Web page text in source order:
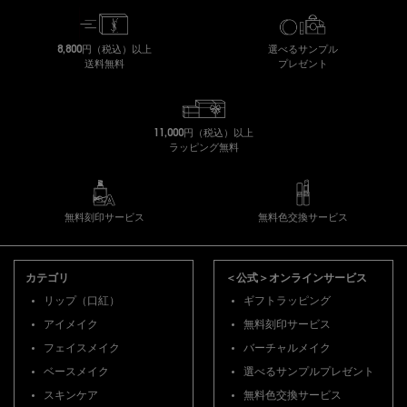
8,800円（税込）以上
送料無料
選べるサンプル
プレゼント
11,000円（税込）以上
ラッピング無料
無料刻印サービス 無料色交換サービス
カテゴリ
リップ（口紅）
アイメイク
フェイスメイク
ベースメイク
スキンケア
＜公式＞オンラインサービス
ギフトラッピング
無料刻印サービス
バーチャルメイク
選べるサンプルプレゼント
無料色交換サービス